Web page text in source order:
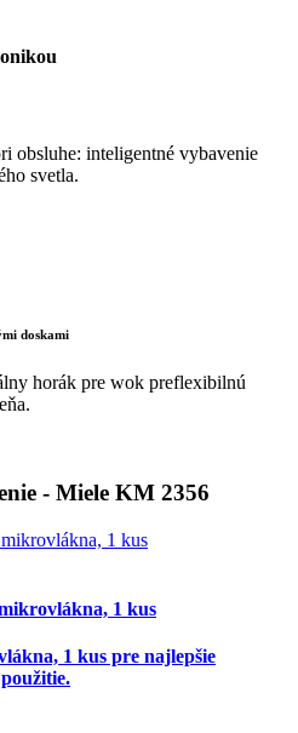
obsluhe: inteligentné vybavenie
svetla.
doskami
horák pre wok preflexibilnú
- Miele KM 2356
1 kus
1 kus pre najlepšie